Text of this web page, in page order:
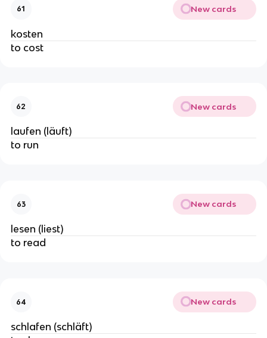
61 New cards
kosten
to cost
62 New cards
laufen (läuft)
to run
63 New cards
lesen (liest)
to read
64 New cards
schlafen (schläft)